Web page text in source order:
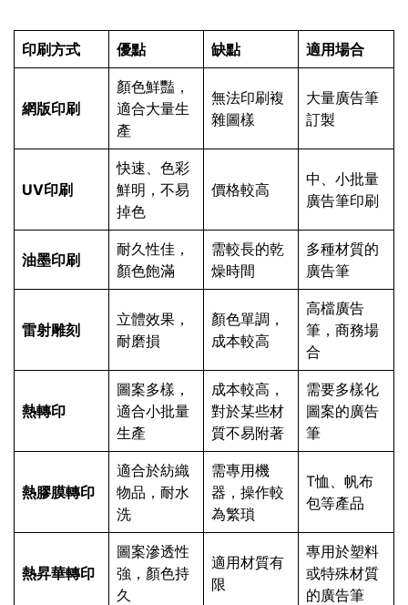
印刷方式 優點 缺點 適用場合
網版印刷
顏色鮮豔，
適合大量生
產
無法印刷複
雜圖樣
大量廣告筆
訂製
UV印刷
快速、色彩
鮮明，不易
掉色
價格較高
中、小批量
廣告筆印刷
油墨印刷
耐久性佳，
顏色飽滿
需較長的乾
燥時間
多種材質的
廣告筆
雷射雕刻
立體效果，
耐磨損
顏色單調，
成本較高
高檔廣告
筆，商務場
合
熱轉印
圖案多樣，
適合小批量
生產
成本較高，
對於某些材
質不易附著
需要多樣化
圖案的廣告
筆
熱膠膜轉印
適合於紡織
物品，耐水
洗
需專用機
器，操作較
為繁瑣
T恤、帆布
包等產品
熱昇華轉印
圖案滲透性
強，顏色持
久
適用材質有
限
專用於塑料
或特殊材質
的廣告筆